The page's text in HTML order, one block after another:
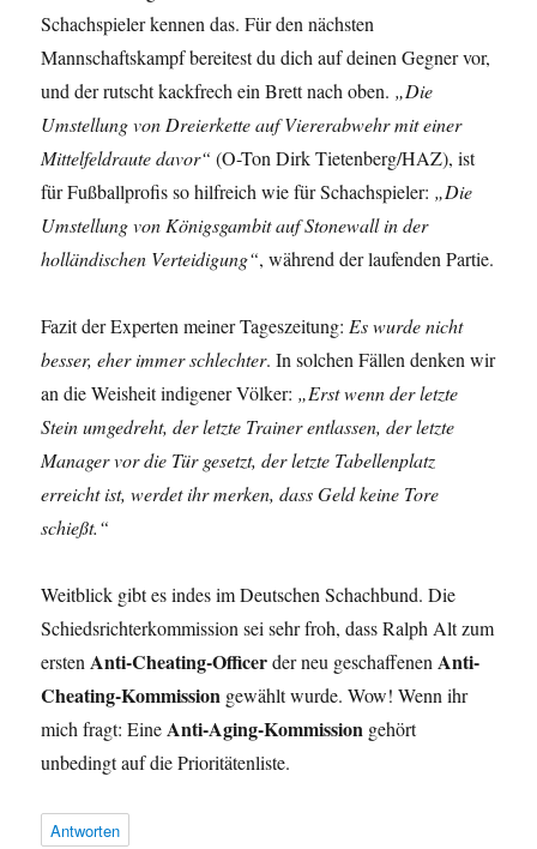
Schachspieler kennen das. Für den nächsten
Mannschaftskampf bereitest du dich auf deinen Gegner vor,
und der rutscht kackfrech ein Brett nach oben. „Die
Umstellung von Dreierkette auf Viererabwehr mit einer
Mittelfeldraute davor“ (O-Ton Dirk Tietenberg/HAZ), ist
für Fußballprofis so hilfreich wie für Schachspieler: „Die
Umstellung von Königsgambit auf Stonewall in der
holländischen Verteidigung“, während der laufenden Partie.
Fazit der Experten meiner Tageszeitung:Es wurde nicht
besser, eher immer schlechter. In solchen Fällen denken wir
an die Weisheit indigener Völker: „Erst wenn der letzte
Stein umgedreht, der letzte Trainer entlassen, der letzte
Manager vor die Tür gesetzt, der letzte Tabellenplatz
erreicht ist, werdet ihr merken, dass Geld keine Tore
schießt.“
Weitblick gibt es indes im Deutschen Schachbund. Die
Schiedsrichterkommission sei sehr froh, dass Ralph Alt zum
erstenAnti-Cheating-Officerder neu geschaffenenAnti-
Cheating-Kommission gewählt wurde. Wow! Wenn ihr
mich fragt: EineAnti-Aging-Kommission gehört
unbedingt auf die Prioritätenliste.
Antworten